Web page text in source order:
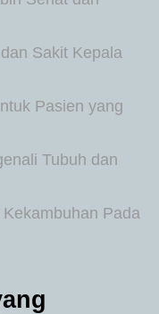
Sakit Kepala
Pasien yang
Tubuh dan
Pada